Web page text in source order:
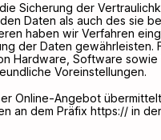
Sicherung der
Daten als auch des sie
haben wir Verfahren
der Daten
Hardware, Software
Voreinstellungen.
Online-Angebot
an dem Präfix https:// in